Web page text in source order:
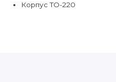
Корпус TO-220